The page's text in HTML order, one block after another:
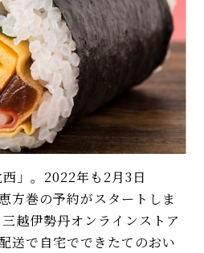
」。2022年も2月3日
方巻の予約がスタートしま
越伊勢丹オンラインストア
送で自宅でできたてのおい